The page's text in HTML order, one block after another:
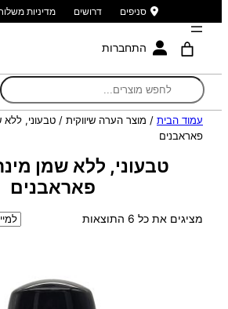
סניפים דרושים מדיניות
התחברות
עמוד הבית / מוצר הערה שיווקית / טבעוני, ללא
פאראבנים
טבעוני, ללא שמן
פאראבנים
מציגים את כל ⁦6⁩ התוצאות
ממוין
ביותר